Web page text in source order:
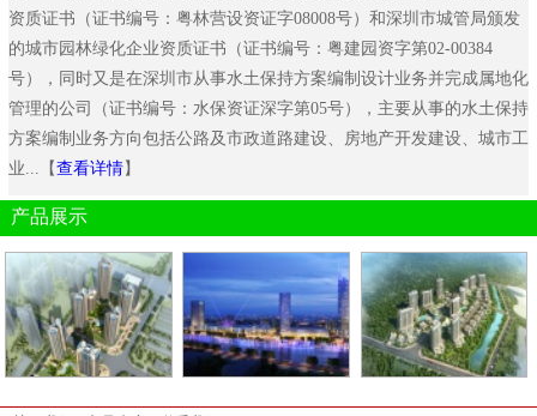
资质证书（证书编号：粤林营设资证字08008号）和深圳市城管局颁发
的城市园林绿化企业资质证书（证书编号：粤建园资字第02-00384
号），同时又是在深圳市从事水土保持方案编制设计业务并完成属地化
管理的公司（证书编号：水保资证深字第05号），主要从事的水土保持
方案编制业务方向包括公路及市政道路建设、房地产开发建设、城市工
业...【查看详情】
产品展示